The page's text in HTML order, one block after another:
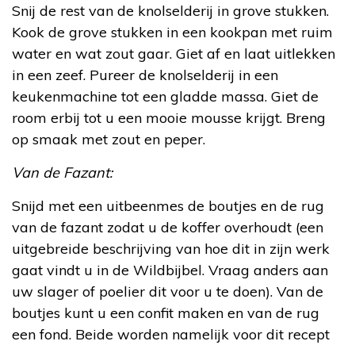
Snij de rest van de knolselderij in grove stukken.
Kook de grove stukken in een kookpan met ruim
water en wat zout gaar. Giet af en laat uitlekken
in een zeef. Pureer de knolselderij in een
keukenmachine tot een gladde massa. Giet de
room erbij tot u een mooie mousse krijgt. Breng
op smaak met zout en peper.
Van de Fazant:
Snijd met een uitbeenmes de boutjes en de rug
van de fazant zodat u de koffer overhoudt (een
uitgebreide beschrijving van hoe dit in zijn werk
gaat vindt u in de Wildbijbel. Vraag anders aan
uw slager of poelier dit voor u te doen). Van de
boutjes kunt u een confit maken en van de rug
een fond. Beide worden namelijk voor dit recept